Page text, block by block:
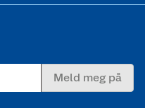
Meld meg på